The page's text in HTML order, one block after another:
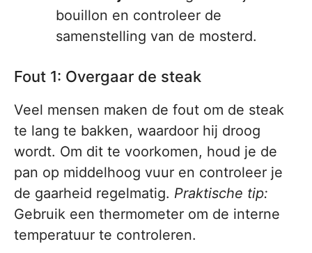
bouillon en controleer de
samenstelling van de mosterd.
Fout 1: Overgaar de steak
Veel mensen maken de fout om de steak
te lang te bakken, waardoor hij droog
wordt. Om dit te voorkomen, houd je de
pan op middelhoog vuur en controleer je
de gaarheid regelmatig. Praktische tip:
Gebruik een thermometer om de interne
temperatuur te controleren.